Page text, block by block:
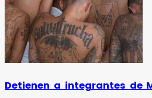
Detienen a integrantes de